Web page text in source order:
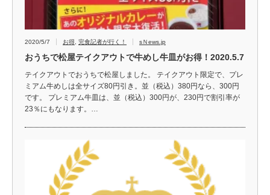
2020/5/7 お得 完食記者が行く！ sＮews.jp
おうちで松屋テイクアウトで牛めし牛皿がお得！2020.5.7
テイクアウトでおうちで松屋しました。 テイクアウト限定で、プレ
ミアム牛めしは全サイズ80円引き。並（税込）380円なら、300円
です。 プレミアム牛皿は、並（税込）300円が、230円で割引率が
23％にもなります。…